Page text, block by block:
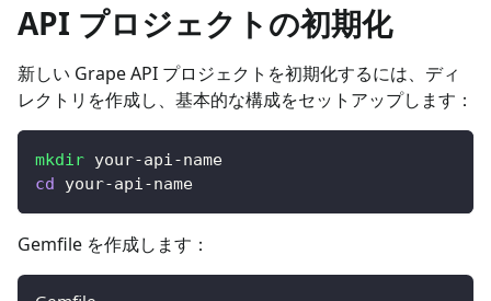
API プロジェクトの初期化
新しい Grape API プロジェクトを初期化するには、ディ
レクトリを作成し、基本的な構成をセットアップします：
mkdir your-api-name
cd your-api-name
Gemfile を作成します：